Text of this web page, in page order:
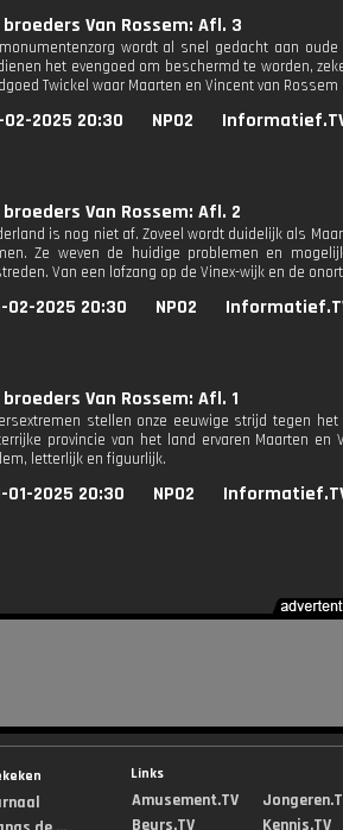
broeders Van Rossem: Afl. 3
wordt al snel gedacht aan
het evengoed om beschermd te worden,
Twickel waar Maarten en Vincent van
02-2025 20:30 NPO2
broeders Van Rossem: Afl. 2
is nog niet af. Zoveel wordt duidelijk als
Ze weven de huidige problemen en
Van een lofzang op de Vinex-wijk en de
02-2025 20:30 NPO2
broeders Van Rossem: Afl. 1
stellen onze eeuwige strijd tegen
provincie van het land ervaren Maarten
letterlijk en figuurlijk.
01-2025 20:30 NPO2
Links
Amusement.TV
Beurs.TV
Kennis.TV